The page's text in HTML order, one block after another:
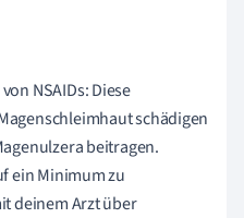
NSAIDs: Diese
schädigen
beitragen.
ein Minimum zu
deinem Arzt über